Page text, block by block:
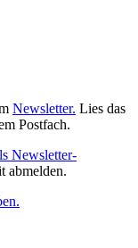
Newsletter. Lies das
Postfach.
Newsletter-
abmelden.